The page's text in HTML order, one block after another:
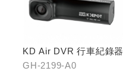
KD Air DVR 行車紀錄器
GH-2199-A0